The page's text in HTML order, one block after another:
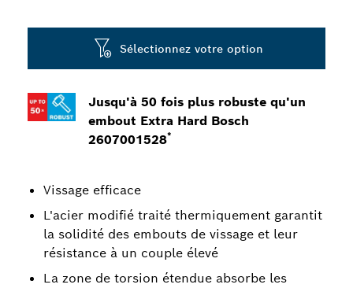
Jusqu'à 50 fois plus robuste qu'un
embout Extra Hard Bosch
2607001528*
Vissage efficace
L'acier modifié traité thermiquement garantit
la solidité des embouts de vissage et leur
résistance à un couple élevé
La zone de torsion étendue absorbe les
Sélectionnez votre option